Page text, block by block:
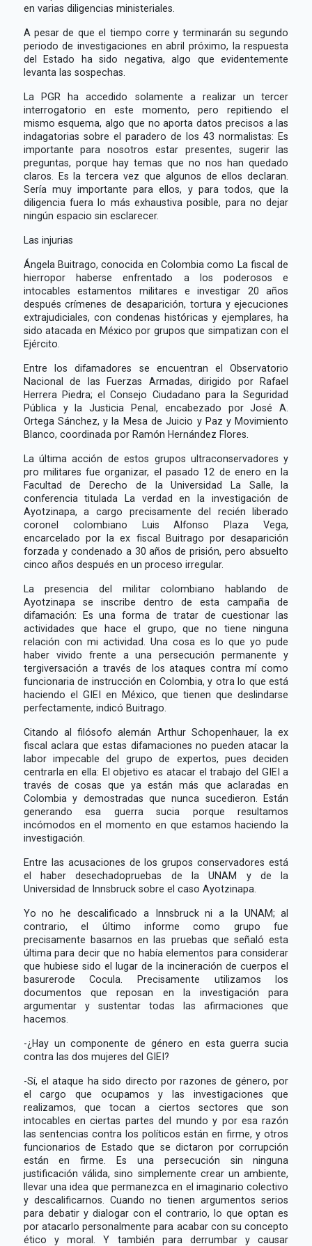
en varias diligencias ministeriales.
A pesar de que el tiempo corre y terminarán su segundo
periodo de investigaciones en abril próximo, la respuesta
del Estado ha sido negativa, algo que evidentemente
levanta las sospechas.
La PGR ha accedido solamente a realizar un tercer
interrogatorio en este momento, pero repitiendo el
mismo esquema, algo que no aporta datos precisos a las
indagatorias sobre el paradero de los 43 normalistas: Es
importante para nosotros estar presentes, sugerir las
preguntas, porque hay temas que no nos han quedado
claros. Es la tercera vez que algunos de ellos declaran.
Sería muy importante para ellos, y para todos, que la
diligencia fuera lo más exhaustiva posible, para no dejar
ningún espacio sin esclarecer.
Las injurias
Ángela Buitrago, conocida en Colombia como La fiscal de
hierropor haberse enfrentado a los poderosos e
intocables estamentos militares e investigar 20 años
después crímenes de desaparición, tortura y ejecuciones
extrajudiciales, con condenas históricas y ejemplares, ha
sido atacada en México por grupos que simpatizan con el
Ejército.
Entre los difamadores se encuentran el Observatorio
Nacional de las Fuerzas Armadas, dirigido por Rafael
Herrera Piedra; el Consejo Ciudadano para la Seguridad
Pública y la Justicia Penal, encabezado por José A.
Ortega Sánchez, y la Mesa de Juicio y Paz y Movimiento
Blanco, coordinada por Ramón Hernández Flores.
La última acción de estos grupos ultraconservadores y
pro militares fue organizar, el pasado 12 de enero en la
Facultad de Derecho de la Universidad La Salle, la
conferencia titulada La verdad en la investigación de
Ayotzinapa, a cargo precisamente del recién liberado
coronel colombiano Luis Alfonso Plaza Vega,
encarcelado por la ex fiscal Buitrago por desaparición
forzada y condenado a 30 años de prisión, pero absuelto
cinco años después en un proceso irregular.
La presencia del militar colombiano hablando de
Ayotzinapa se inscribe dentro de esta campaña de
difamación: Es una forma de tratar de cuestionar las
actividades que hace el grupo, que no tiene ninguna
relación con mi actividad. Una cosa es lo que yo pude
haber vivido frente a una persecución permanente y
tergiversación a través de los ataques contra mí como
funcionaria de instrucción en Colombia, y otra lo que está
haciendo el GIEI en México, que tienen que deslindarse
perfectamente, indicó Buitrago.
Citando al filósofo alemán Arthur Schopenhauer, la ex
fiscal aclara que estas difamaciones no pueden atacar la
labor impecable del grupo de expertos, pues deciden
centrarla en ella: El objetivo es atacar el trabajo del GIEI a
través de cosas que ya están más que aclaradas en
Colombia y demostradas que nunca sucedieron. Están
generando esa guerra sucia porque resultamos
incómodos en el momento en que estamos haciendo la
investigación.
Entre las acusaciones de los grupos conservadores está
el haber desechadopruebas de la UNAM y de la
Universidad de Innsbruck sobre el caso Ayotzinapa.
Yo no he descalificado a Innsbruck ni a la UNAM; al
contrario, el último informe como grupo fue
precisamente basarnos en las pruebas que señaló esta
última para decir que no había elementos para considerar
que hubiese sido el lugar de la incineración de cuerpos el
basurerode Cocula. Precisamente utilizamos los
documentos que reposan en la investigación para
argumentar y sustentar todas las afirmaciones que
hacemos.
-¿Hay un componente de género en esta guerra sucia
contra las dos mujeres del GIEI?
-Sí, el ataque ha sido directo por razones de género, por
el cargo que ocupamos y las investigaciones que
realizamos, que tocan a ciertos sectores que son
intocables en ciertas partes del mundo y por esa razón
las sentencias contra los políticos están en firme, y otros
funcionarios de Estado que se dictaron por corrupción
están en firme. Es una persecución sin ninguna
justificación válida, sino simplemente crear un ambiente,
llevar una idea que permanezca en el imaginario colectivo
y descalificarnos. Cuando no tienen argumentos serios
para debatir y dialogar con el contrario, lo que optan es
por atacarlo personalmente para acabar con su concepto
ético y moral. Y también para derrumbar y causar